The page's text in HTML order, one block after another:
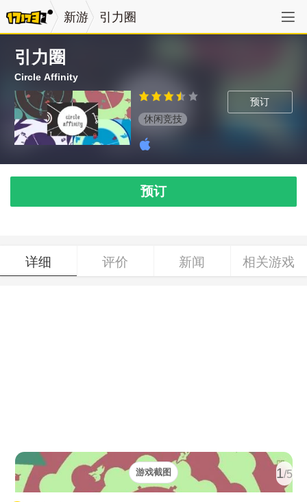
新游 引力圈
引力圈
Circle Affinity
预订
休闲竞技
预订
详细 评价 新闻 相关游戏
1/5
游戏截图